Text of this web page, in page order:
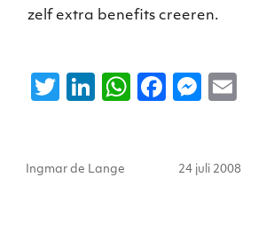
zelf extra benefits creeren.
T
te
Li
e
W F
e
M
e
l
Ingmar de Lange
Geplaatst
24 juli 2008